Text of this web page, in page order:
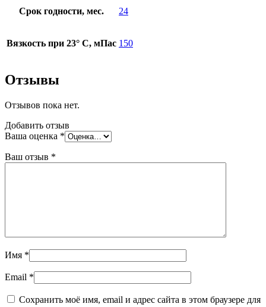
Срок годности, мес. 24
Вязкость при 23° С, мПас 150
Отзывы
Отзывов пока нет.
Добавить отзыв
Ваша оценка *
Ваш отзыв *
Имя *
Email *
Сохранить моё имя, email и адрес сайта в этом браузере для